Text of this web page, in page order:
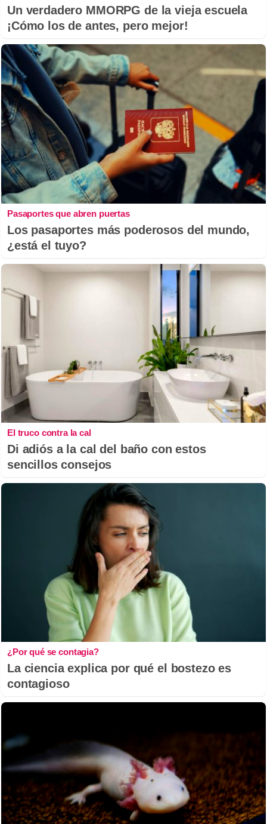
Un verdadero MMORPG de la vieja escuela
¡Cómo los de antes, pero mejor!
Pasaportes que abren puertas
Los pasaportes más poderosos del mundo,
¿está el tuyo?
El truco contra la cal
Di adiós a la cal del baño con estos
sencillos consejos
¿Por qué se contagia?
La ciencia explica por qué el bostezo es
contagioso